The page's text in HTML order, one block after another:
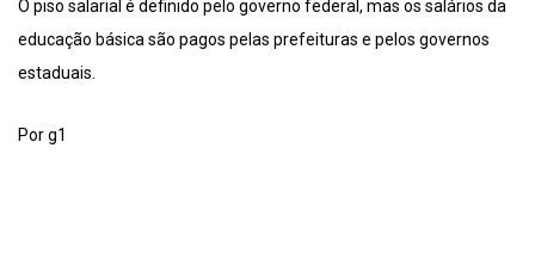
O piso salarial é definido pelo governo federal, mas os salários da
educação básica são pagos pelas prefeituras e pelos governos
estaduais.
Por g1